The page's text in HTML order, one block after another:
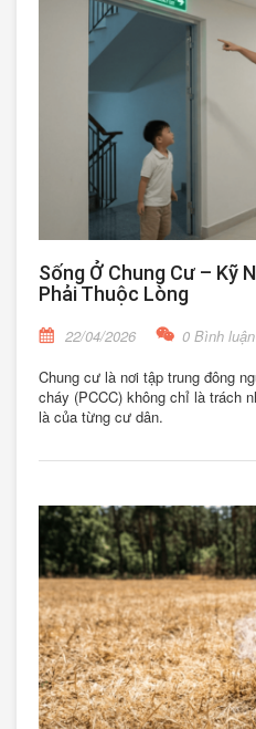
Sống Ở Chung Cư – Kỹ
Phải Thuộc Lòng
22/04/2026 0 Bình luận
Chung cư là nơi tập trung đông
cháy (PCCC) không chỉ là trách
là của từng cư dân.